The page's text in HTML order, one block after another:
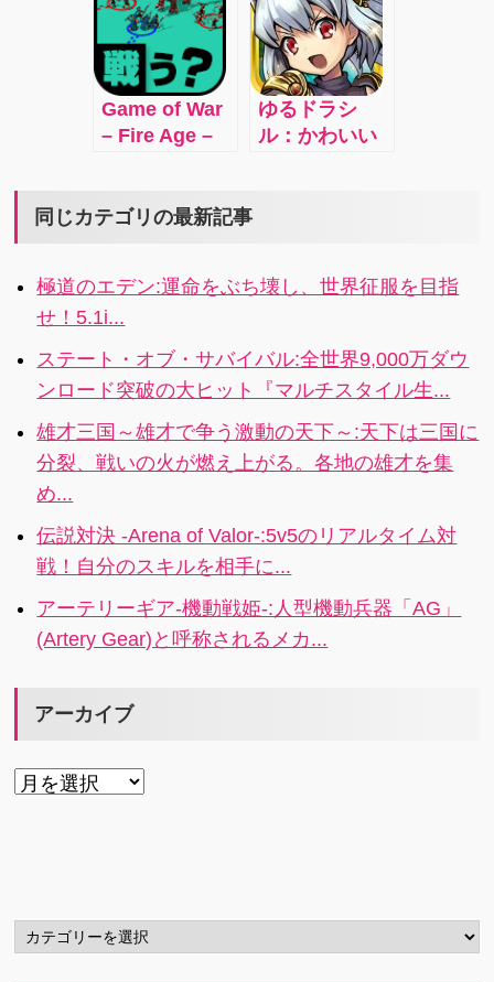
タイ紳士たち
に技を叩き込
る魅力あふれ
る都市をつく
ろう!!
battle over
the vital
resource:
Mana
Crystals!
Game of War
– Fire Age –
most
Action
Strategy
MMO GAME!
ゆるドラシ
ル：かわいい
同じカテゴリの最新記事
極道のエデン:運命をぶち壊し、世界征服を目指
せ！5.1i...
ステート・オブ・サバイバル:全世界9,000万ダウ
ンロード突破の大ヒット『マルチスタイル生...
雄才三国～雄才で争う激動の天下～:天下は三国に
分裂、戦いの火が燃え上がる。各地の雄才を集
め...
伝説対決 -Arena of Valor-:5v5のリアルタイム対
戦！自分のスキルを相手に...
アーテリーギア-機動戦姫-:人型機動兵器「AG」
(Artery Gear)と呼称されるメカ...
アーカイブ
ア
カ
テ